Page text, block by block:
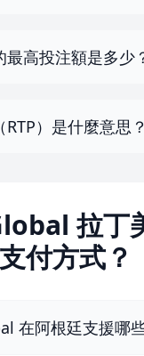
高投注額是多少
）是什麼意思？
拉丁
付方式？
在阿根廷支援哪